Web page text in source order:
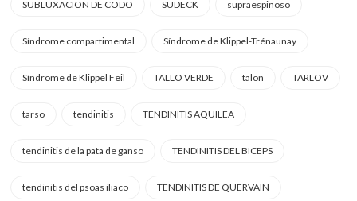
SUBLUXACION DE CODO SUDECK supraespinoso
Síndrome compartimental Síndrome de Klippel-Trénaunay
Síndrome de Klippel Feil TALLO VERDE talon TARLOV
tarso tendinitis TENDINITIS AQUILEA
tendinitis de la pata de ganso TENDINITIS DEL BICEPS
tendinitis del psoas iliaco TENDINITIS DE QUERVAIN